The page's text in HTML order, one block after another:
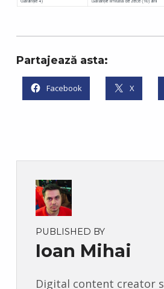
Partajează asta:
Facebook X
PUBLISHED BY
Ioan Mihai
Digital content creator